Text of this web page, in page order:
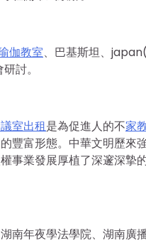
伽教室、巴基斯坦、
討。
室出租是為促進人的不家
豐富形態。中華文明歷來
事業發展厚植了深邃深摯
南年夜學法學院、湖南廣